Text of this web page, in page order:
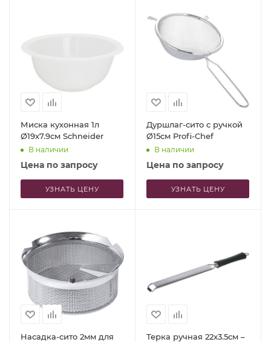
Миска кухонная 1л
Ø19x7.9см Schneider
В наличии
Цена по запросу
УЗНАТЬ ЦЕНУ
Дуршлаг-сито с ручкой
Ø15см Profi-Chef
В наличии
Цена по запросу
УЗНАТЬ ЦЕНУ
Насадка-сито 2мм для
Терка ручная 22x3.5см –